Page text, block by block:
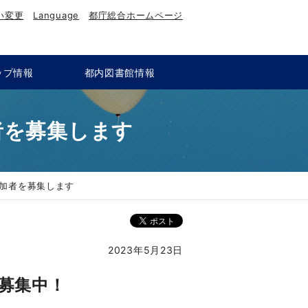
変更 Language 都庁総合ホームページ
プ情報 都内図書館情報
募集します
者を募集します
2023年5月23日
集中！